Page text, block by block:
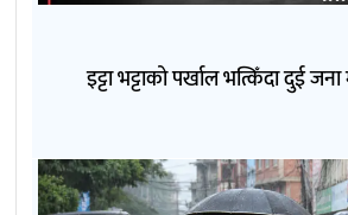
इट्टा भट्टाको पर्खाल भत्किँदा दुई